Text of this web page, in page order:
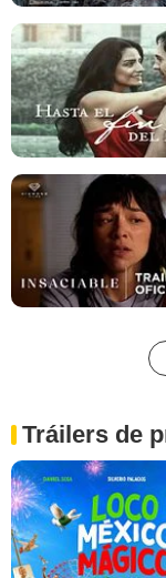
Tráilers de